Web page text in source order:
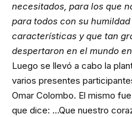
necesitados, para los que
para todos con su
características y que tan
despertaron en el mundo
Luego se llevó a cabo la
varios presentes
Omar Colombo. El mismo
que dice: …Que nuestro